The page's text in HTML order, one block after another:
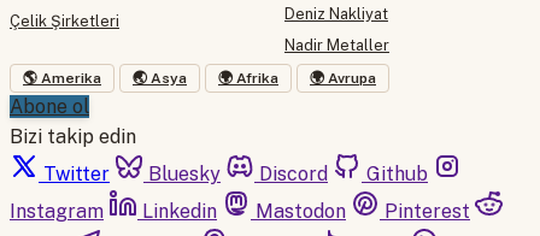
Çelik Şirketleri
Deniz Nakliyat
Nadir Metaller
🌎 Amerika 🌏 Asya 🌍 Afrika 🌍 Avrupa
Abone ol
Bizi takip edin
Twitter
Bluesky Discord
Github
Instagram
Linkedin Mastodon
Pinterest